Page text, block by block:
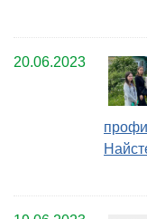
20.06.2023